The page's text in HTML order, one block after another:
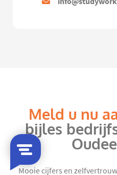
Meld u nu
bijles
Mooie cijfers en